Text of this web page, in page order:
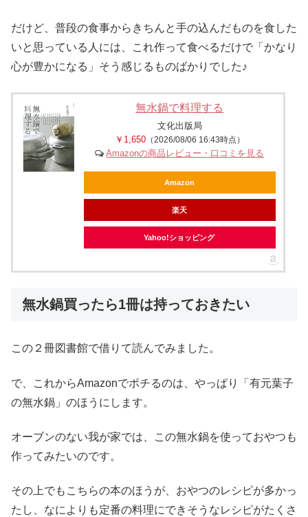
だけど、普段の食事からきちんと手の込んだものを食した
いと思っている人には、これ作って食べるだけで「かなり
心が豊かになる」そう感じるものばかりでした♪
無水鍋で料理する
文化出版局
￥1,650（2026/08/06 16:43時点）
Amazonの商品レビュー・口コミを見る
Amazon
楽天
Yahoo!ショッピング
無水鍋買ったら1冊は持っておきたい
この２冊図書館で借りて読んでみました。
で、これからAmazonでポチるのは、やっぱり「有元葉子
の無水鍋」のほうにします。
オーブンのない我が家では、この無水鍋を使っておやつも
作ってみたいのです。
その上でもこちらの本のほうが、おやつのレシピが多かっ
たし、なによりも定番の料理にできそうなレシピがたくさ